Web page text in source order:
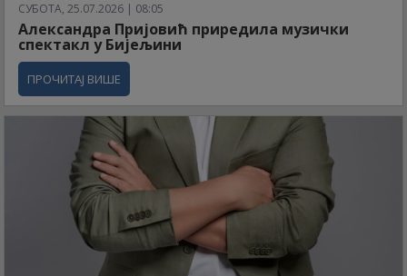
СУБОТА, 25.07.2026 | 08:05
Александра Пријовић приредила музички
спектакл у Бијељини
ПРОЧИТАЈ ВИШЕ